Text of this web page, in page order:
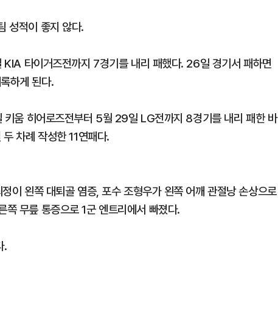
성적이 좋지 않다.
타이거즈전까지 7경기를 내리 패했다. 26일 경기서 패하면
하게 된다.
움 히어로즈전부터 5월 29일 LG전까지 8경기를 내리 패한 바
차례 작성한 11연패다.
이 왼쪽 대퇴골 염증, 포수 조형우가 왼쪽 어깨 관절낭 손상으로
무릎 통증으로 1군 엔트리에서 빠졌다.
.